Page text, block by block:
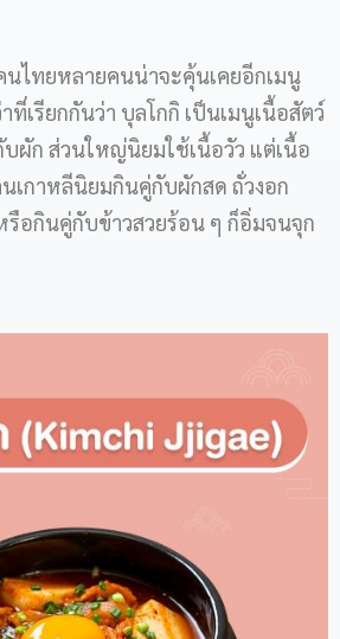
นไทยหลายคนน่าจะคุ้นเคยอีกเมนู
เรียกกันว่า บุลโกกิ เป็นเมนูเนื้อสัตว์
ผัก ส่วนใหญ่นิยมใช้เนื้อวัว แต่เนื้อ
เกาหลีนิยมกินคู่กับผักสด ถั่วงอก
รือกินคู่กับข้าวสวยร้อน ๆ ก็อิ่มจนจุก